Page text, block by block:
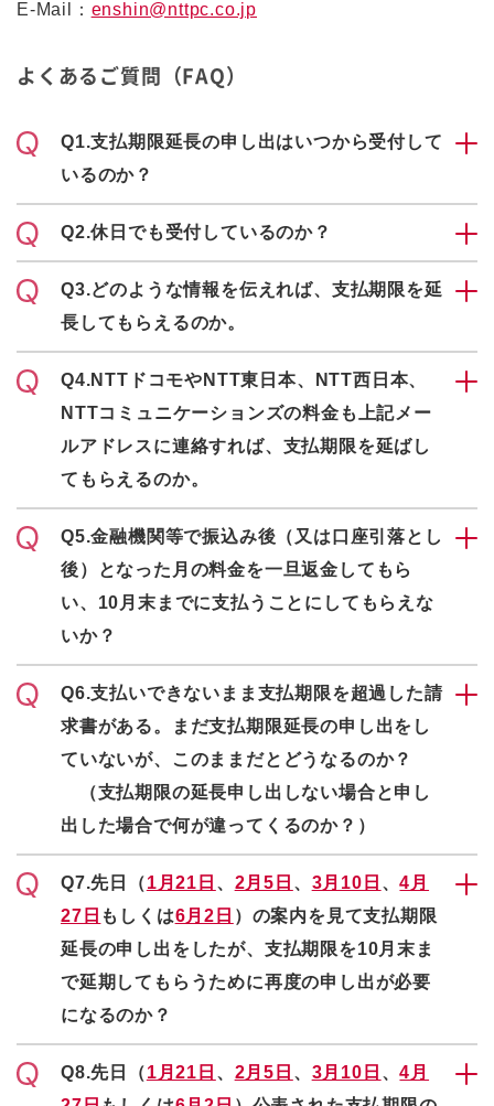
E-Mail： enshin@nttpc.co.jp
よくあるご質問（FAQ）
Q1.支払期限延長の申し出はいつから受付して
いるのか？
Q2.休日でも受付しているのか？
Q3.どのような情報を伝えれば、支払期限を延
長してもらえるのか。
Q4.NTTドコモやNTT東日本、NTT西日本、
NTTコミュニケーションズの料金も上記メー
ルアドレスに連絡すれば、支払期限を延ばし
てもらえるのか。
Q5.金融機関等で振込み後（又は口座引落とし
後）となった月の料金を一旦返金してもら
い、10月末までに支払うことにしてもらえな
いか？
Q6.支払いできないまま支払期限を超過した請
求書がある。まだ支払期限延長の申し出をし
ていないが、このままだとどうなるのか？
（支払期限の延長申し出しない場合と申し
出した場合で何が違ってくるのか？）
Q7.先日（1月21日 、 2月5日 、 3月10日 、4月
27日 もしくは6月2日 ）の案内を見て支払期限
延長の申し出をしたが、支払期限を10月末ま
で延期してもらうために再度の申し出が必要
になるのか？
Q8.先日（1月21日 、 2月5日 、 3月10日 、4月